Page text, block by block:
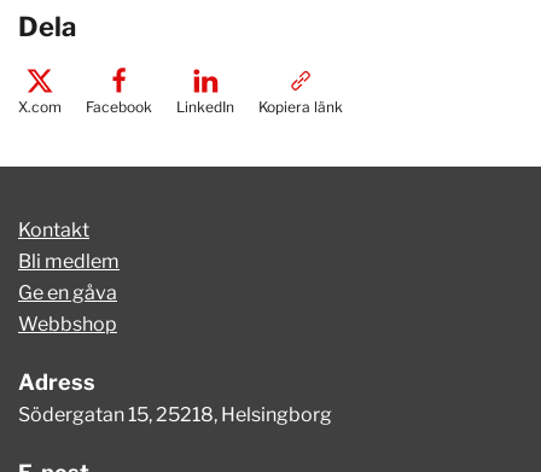
Dela
X.com Facebook LinkedIn Kopiera länk
Kontakt
Bli medlem
Ge en gåva
Webbshop
Adress
Södergatan 15, 25218, Helsingborg